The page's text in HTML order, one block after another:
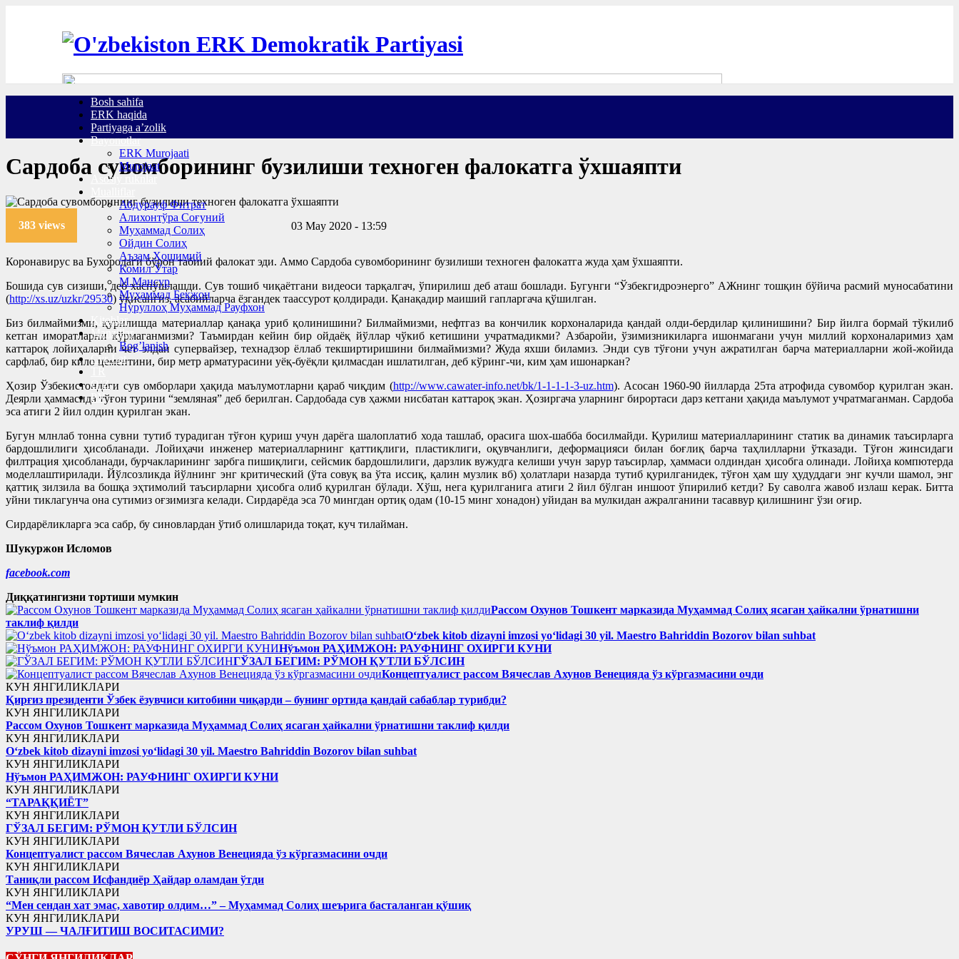
Bosh sahifa
ERK haqida
Partiyaga a’zolik
Bayonotlar
ERK Murojaati
Murojaat
Asosiy ruknlar
Абдурауф Фитрат
Алихонтўра Соғуний
Муҳаммад Солиҳ
Ойдин Солиҳ
Аъзам Ҳошимий
Комил Ўтар
М.Мансур
Муҳаммад Бекжон
Нуруллоҳ Муҳаммад Рауфхон
Kitoblar
Manzillar
Bog’lanish
Cyr-Lat
TR
O’Z
РУ
Сардоба сувомборининг бузилиши техноген фалокатга ўхшаяпти
383 views 03 May 2020 - 13:59
Коронавирус ва Бухородаги бўрон табиий фалокат эди. Аммо Сардоба сувомборининг бузилиши техноген фалокатга жуда ҳам ўхшаяпти.
Бошида сув сизиши, деб хаспўшлашди. Сув тошиб чиқаётгани видеоси тарқалгач, ўпирилиш деб аташ бошлади. Бугунги “Ўзбекгидроэнерго” АЖнинг тошқин бўйича расмий муносабатини
(http://xs.uz/uzkr/29530) ўқисангиз, асабийларча ёзгандек таассурот қолдиради. Қанақадир маиший гапларгача қўшилган.
Биз билмаймизми, қурилишда материаллар қанақа уриб қолинишини? Билмаймизми, нефтгаз ва кончилик корхоналарида қандай олди-бердилар қилинишини? Бир йилга бормай тўкилиб
кетган иморатларни кўрмаганмизми? Таъмирдан кейин бир ойдаёқ йўллар чўкиб кетишини учратмадикми? Азбаройи, ўзимизникиларга ишонмагани учун миллий корхоналаримиз ҳам
каттароқ лойиҳаларни чет элдан супервайзер, технадзор ёллаб текширтиришини билмаймизми? Жуда яхши биламиз. Энди сув тўғони учун ажратилган барча материалларни жой-жойида
сарфлаб, бир кило цементини, бир метр арматурасини уёқ-буёқли қилмасдан ишлатилган, деб кўринг-чи, ким ҳам ишонаркан?
Ҳозир Ўзбекистондаги сув омборлари ҳақида маълумотларни қараб чиқдим (http://www.cawater-info.net/bk/1-1-1-1-3-uz.htm). Асосан 1960-90 йилларда 25та атрофида сувомбор қурилган экан.
Деярли ҳаммасида тўғон турини “земляная” деб берилган. Сардобада сув ҳажми нисбатан каттароқ экан. Ҳозиргача уларнинг бирортаси дарз кетгани ҳақида маълумот учратмаганман. Сардоба
эса атиги 2 йил олдин қурилган экан.
Бугун млнлаб тонна сувни тутиб турадиган тўғон қуриш учун дарёга шалоплатиб хода ташлаб, орасига шох-шабба босилмайди. Қурилиш материалларининг статик ва динамик таъсирларга
бардошлилиги ҳисобланади. Лойиҳачи инженер материалларнинг қаттиқлиги, пластиклиги, оқувчанлиги, деформацияси билан боғлиқ барча таҳлилларни ўтказади. Тўғон жинсидаги
филтрация ҳисобланади, бурчакларининг зарбга пишиқлиги, сейсмик бардошлилиги, дарзлик вужудга келиши учун зарур таъсирлар, ҳаммаси олдиндан ҳисобга олинади. Лойиҳа компютерда
моделлаштирилади. Йўлсозликда йўлнинг энг критический (ўта совуқ ва ўта иссиқ, қалин музлик вб) ҳолатлари назарда тутиб қурилганидек, тўғон ҳам шу ҳудуддаги энг кучли шамол, энг
қаттиқ зилзила ва бошқа эҳтимолий таъсирларни ҳисобга олиб қурилган бўлади. Хўш, нега қурилганига атиги 2 йил бўлган иншоот ўпирилиб кетди? Бу саволга жавоб излаш керак. Битта
уйни тиклагунча она сутимиз оғзимизга келади. Сирдарёда эса 70 мингдан ортиқ одам (10-15 минг хонадон) уйидан ва мулкидан ажралганини тасаввур қилишнинг ўзи оғир.
Сирдарёликларга эса сабр, бу синовлардан ўтиб олишларида тоқат, куч тилайман.
Шукуржон Исломов
facebook.com
Диққатингизни тортиши мумкин
Рассом Охунов Тошкент марказида Муҳаммад Солиҳ яcаган ҳайкални ўрнатишни
таклиф қилди
Oʻzbek kitob dizayni imzosi yoʻlidagi 30 yil. Maestro Bahriddin Bozorov bilan suhbat
Нўъмон РАҲИМЖОН: РАУФНИНГ ОХИРГИ КУНИ
ГЎЗАЛ БЕГИМ: РЎМОН ҚУТЛИ БЎЛСИН
Концептуалист рассом Вячеслав Ахунов Венецияда ўз кўргазмасини очди
КУН ЯНГИЛИКЛАРИ
Қирғиз президенти Ўзбек ёзувчиси китобини чиқарди – бунинг ортида қандай сабаблар турибди?
КУН ЯНГИЛИКЛАРИ
Рассом Охунов Тошкент марказида Муҳаммад Солиҳ яcаган ҳайкални ўрнатишни таклиф қилди
КУН ЯНГИЛИКЛАРИ
Oʻzbek kitob dizayni imzosi yoʻlidagi 30 yil. Maestro Bahriddin Bozorov bilan suhbat
КУН ЯНГИЛИКЛАРИ
Нўъмон РАҲИМЖОН: РАУФНИНГ ОХИРГИ КУНИ
КУН ЯНГИЛИКЛАРИ
“ТАРАҚҚИЁТ”
КУН ЯНГИЛИКЛАРИ
ГЎЗАЛ БЕГИМ: РЎМОН ҚУТЛИ БЎЛСИН
КУН ЯНГИЛИКЛАРИ
Концептуалист рассом Вячеслав Ахунов Венецияда ўз кўргазмасини очди
КУН ЯНГИЛИКЛАРИ
Таниқли рассом Исфандиёр Ҳайдар оламдан ўтди
КУН ЯНГИЛИКЛАРИ
“Мен сендан хат эмас, хавотир олдим…” – Муҳаммад Солиҳ шеърига басталанган қўшиқ
КУН ЯНГИЛИКЛАРИ
УРУШ — ЧАЛҒИТИШ ВОСИТАСИМИ?